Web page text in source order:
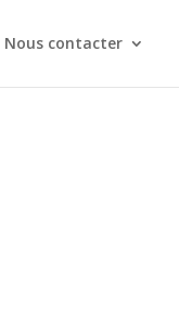
Nous contacter